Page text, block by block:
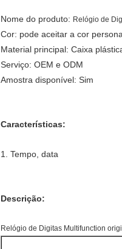
Nome do produto: Relógio de
Cor: pode aceitar a cor
Material principal: Caixa
Serviço: OEM e ODM
Amostra disponível: Sim
Características:
1. Tempo, data
Descrição:
Relógio de Digitas Multifunction